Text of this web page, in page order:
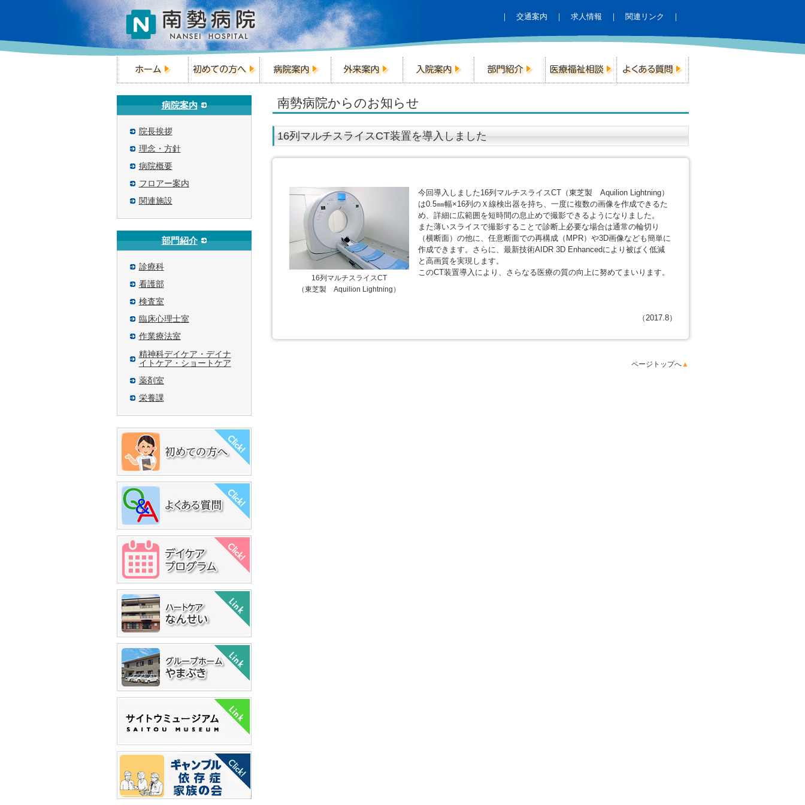
｜ 交通案内 ｜ 求人情報 ｜ 関連リンク ｜
南勢病院からのお知らせ
16列マルチスライスCT装置を導入しました
16列マルチスライスCT
（東芝製 Aquilion Lightning）
今回導入しました16列マルチスライスCT（東芝製 Aquilion Lightning）
は0.5㎜幅×16列のＸ線検出器を持ち、一度に複数の画像を作成できるた
め、詳細に広範囲を短時間の息止めで撮影できるようになりました。
また薄いスライスで撮影することで診断上必要な場合は通常の輪切り
（横断面）の他に、任意断面での再構成（MPR）や3D画像なども簡単に
作成できます。さらに、最新技術AIDR 3D Enhancedにより被ばく低減
と高画質を実現します。
このCT装置導入により、さらなる医療の質の向上に努めてまいります。
（2017.8）
ページトップへ▲
病院案内
院長挨拶
理念・方針
病院概要
フロアー案内
関連施設
部門紹介
診療科
看護部
検査室
臨床心理士室
作業療法室
精神科デイケア・デイナ
イトケア・ショートケア
薬剤室
栄養課